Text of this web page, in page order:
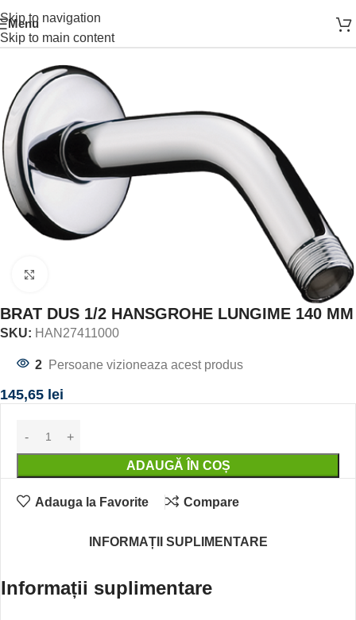
Skip to navigation
Skip to main content
Menu
Prima pagină
BRAT DUS 1/2 HANSGROHE LUNGIME 140 MM
SKU: HAN27411000
2 Persoane vizioneaza acest produs
145,65 lei
ADAUGĂ ÎN COȘ
Adauga la Favorite Compare
INFORMAȚII SUPLIMENTARE
Informații suplimentare